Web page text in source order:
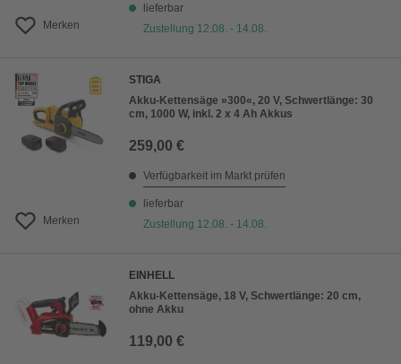
Merken
lieferbar
Zustellung 12.08. - 14.08.
Merken
STIGA
Akku-Kettensäge »300«, 20 V, Schwertlänge: 30
cm, 1000 W, inkl. 2 x 4 Ah Akkus
259,00 €
Verfügbarkeit im Markt prüfen
lieferbar
Zustellung 12.08. - 14.08.
EINHELL
Akku-Kettensäge, 18 V, Schwertlänge: 20 cm,
ohne Akku
119,00 €